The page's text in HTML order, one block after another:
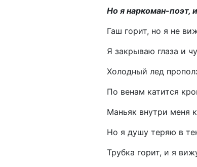
Но я наркоман-поэт,
Гаш горит, но я не
Я закрываю глаза и
Холодный лед
По венам катится
Маньяк внутри меня
Но я душу теряю в
Трубка горит, и я